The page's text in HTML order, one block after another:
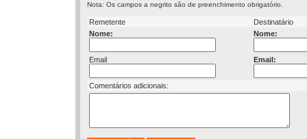
Nota: Os campos a negrito são de preenchimento obrigatório.
Remetente
Destinatário
Nome:
Nome:
Email Email:
Comentários adicionais: